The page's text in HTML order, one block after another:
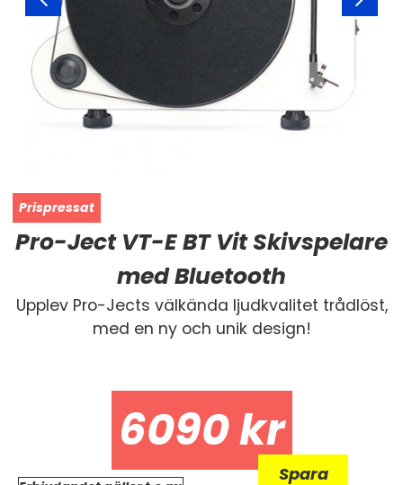
Pro-Ject VT-E BT Vit Skivspelare
med Bluetooth
Upplev Pro-Jects välkända ljudkvalitet trådlöst,
med en ny och unik design!
6090kr
Spara